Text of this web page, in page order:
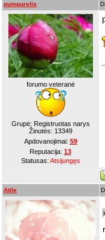
pumpurelis
forumo veteranė
Grupė: Registruotas narys
Žinutės: 13349
Apdovanojimai: 59
Reputacija: 13
Statusas: Atsijungęs
Atile